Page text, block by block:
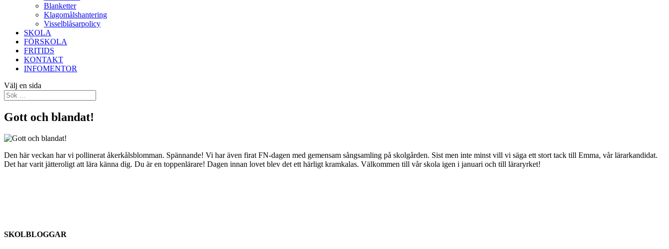
Blanketter
Klagomålshantering
Visselblåsarpolicy
SKOLA
FÖRSKOLA
FRITIDS
KONTAKT
INFOMENTOR
Välj en sida
Gott och blandat!
Den här veckan har vi pollinerat åkerkålsblomman. Spännande! Vi har även firat FN-dagen med gemensam sångsamling på skolgården. Sist men inte minst vill vi säga ett stort tack till Emma, vår lärarkandidat.
Det har varit jätteroligt att lära känna dig. Du är en toppenlärare! Dagen innan lovet blev det ett härligt kramkalas. Välkommen till vår skola igen i januari och till läraryrket!
SKOLBLOGGAR